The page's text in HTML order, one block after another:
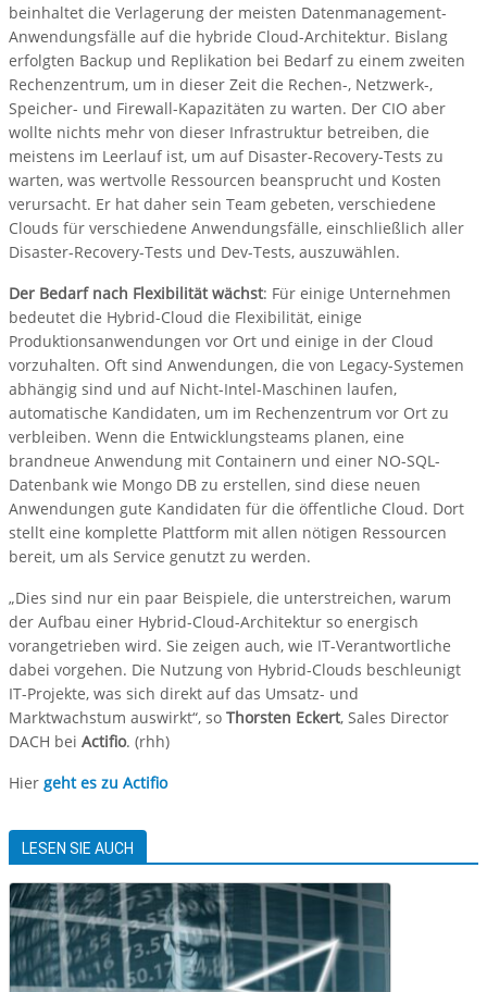
beinhaltet die Verlagerung der meisten Datenmanagement-
Anwendungsfälle auf die hybride Cloud-Architektur. Bislang
erfolgten Backup und Replikation bei Bedarf zu einem zweiten
Rechenzentrum, um in dieser Zeit die Rechen-, Netzwerk-,
Speicher- und Firewall-Kapazitäten zu warten. Der CIO aber
wollte nichts mehr von dieser Infrastruktur betreiben, die
meistens im Leerlauf ist, um auf Disaster-Recovery-Tests zu
warten, was wertvolle Ressourcen beansprucht und Kosten
verursacht. Er hat daher sein Team gebeten, verschiedene
Clouds für verschiedene Anwendungsfälle, einschließlich aller
Disaster-Recovery-Tests und Dev-Tests, auszuwählen.
Der Bedarf nach Flexibilität wächst: Für einige Unternehmen
bedeutet die Hybrid-Cloud die Flexibilität, einige
Produktionsanwendungen vor Ort und einige in der Cloud
vorzuhalten. Oft sind Anwendungen, die von Legacy-Systemen
abhängig sind und auf Nicht-Intel-Maschinen laufen,
automatische Kandidaten, um im Rechenzentrum vor Ort zu
verbleiben. Wenn die Entwicklungsteams planen, eine
brandneue Anwendung mit Containern und einer NO-SQL-
Datenbank wie Mongo DB zu erstellen, sind diese neuen
Anwendungen gute Kandidaten für die öffentliche Cloud. Dort
stellt eine komplette Plattform mit allen nötigen Ressourcen
bereit, um als Service genutzt zu werden.
„Dies sind nur ein paar Beispiele, die unterstreichen, warum
der Aufbau einer Hybrid-Cloud-Architektur so energisch
vorangetrieben wird. Sie zeigen auch, wie IT-Verantwortliche
dabei vorgehen. Die Nutzung von Hybrid-Clouds beschleunigt
IT-Projekte, was sich direkt auf das Umsatz- und
Marktwachstum auswirkt“, so Thorsten Eckert, Sales Director
DACH bei Actifio. (rhh)
Hier geht es zu Actifio
LESEN SIE AUCH